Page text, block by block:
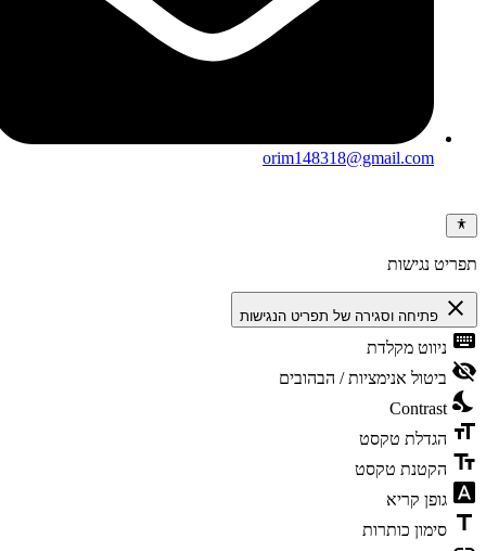
orim148318@gmail.com
נגישות
close פתיחה וסגירה של תפריט הנגישות
ניווט מקלדת
ביטול אנימציות / הבהובים
Contrast
הגדלת טקסט
הקטנת טקסט
גופן קריא
סימון כותרות